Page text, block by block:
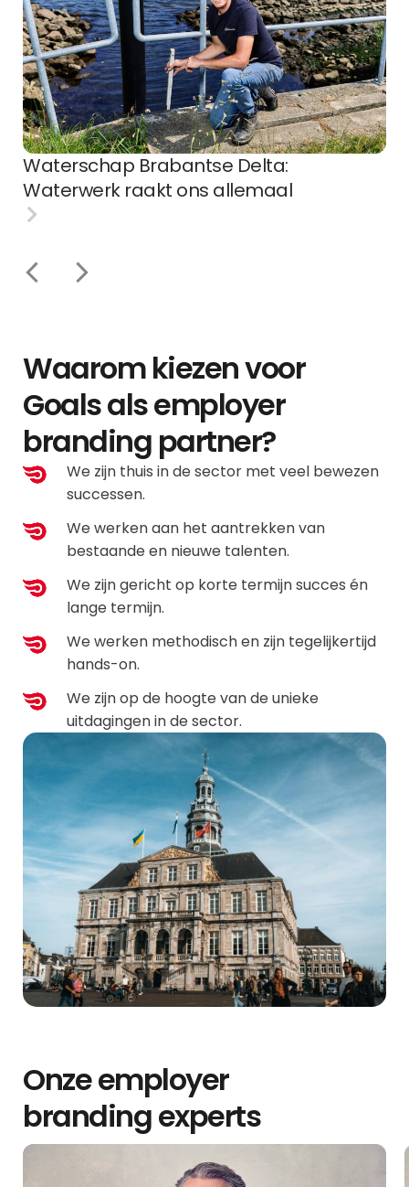
Waterschap Brabantse Delta:
Waterwerk raakt ons allemaal
Waarom kiezen voor
Goals als employer
branding partner?
We zijn thuis in de sector met veel bewezen
successen.
We werken aan het aantrekken van
bestaande en nieuwe talenten.
We zijn gericht op korte termijn succes én
lange termijn.
We werken methodisch en zijn tegelijkertijd
hands-on.
We zijn op de hoogte van de unieke
uitdagingen in de sector.
Onze employer
branding experts